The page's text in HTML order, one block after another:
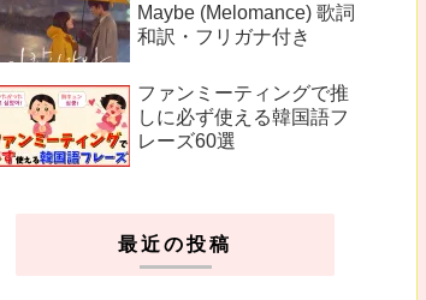
Maybe (Melomance) 歌詞
和訳・フリガナ付き
ファンミーティングで推
しに必ず使える韓国語フ
レーズ60選
最近の投稿